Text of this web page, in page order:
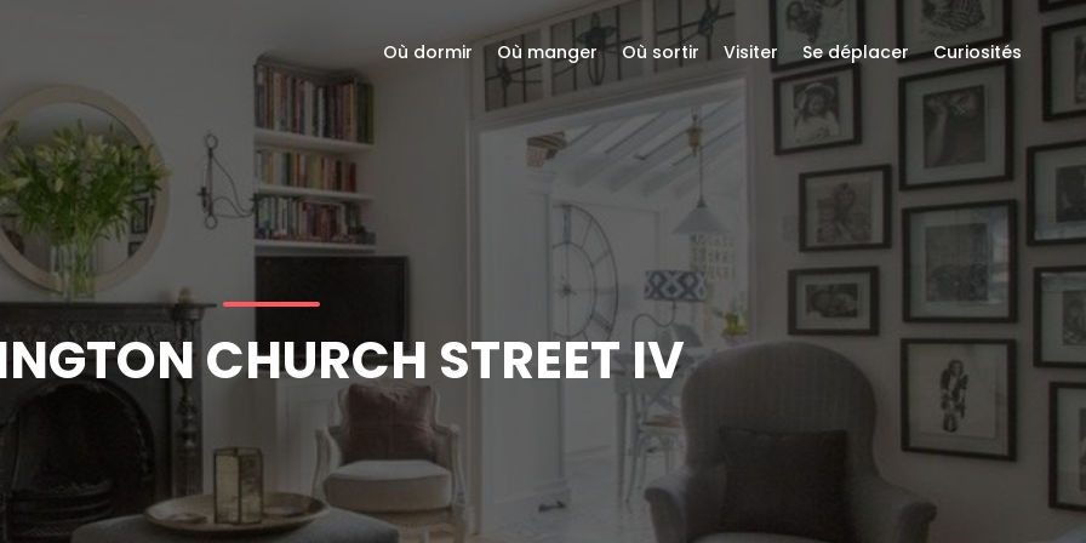
CHURCH STREET IV
Où dormir Où manger Où sortir Visiter Se déplacer Curiosités